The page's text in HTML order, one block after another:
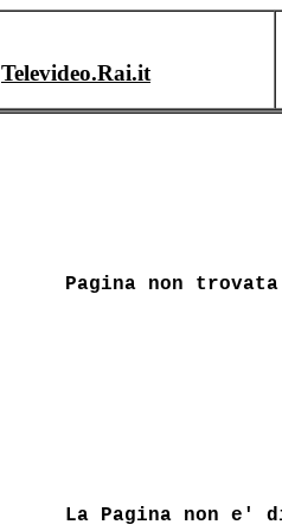
Televideo.Rai.it
Pagina non trovata
La Pagina non e'